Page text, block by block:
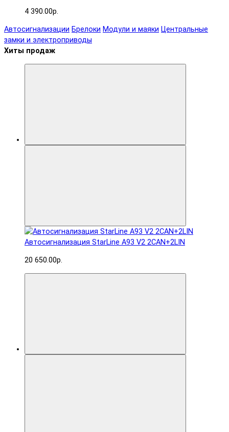
4 390.00р.
Автосигнализации Брелоки Модули и маяки Центральные
замки и электроприводы
Хиты продаж
Автосигнализация StarLine A93 V2 2CAN+2LIN
20 650.00р.